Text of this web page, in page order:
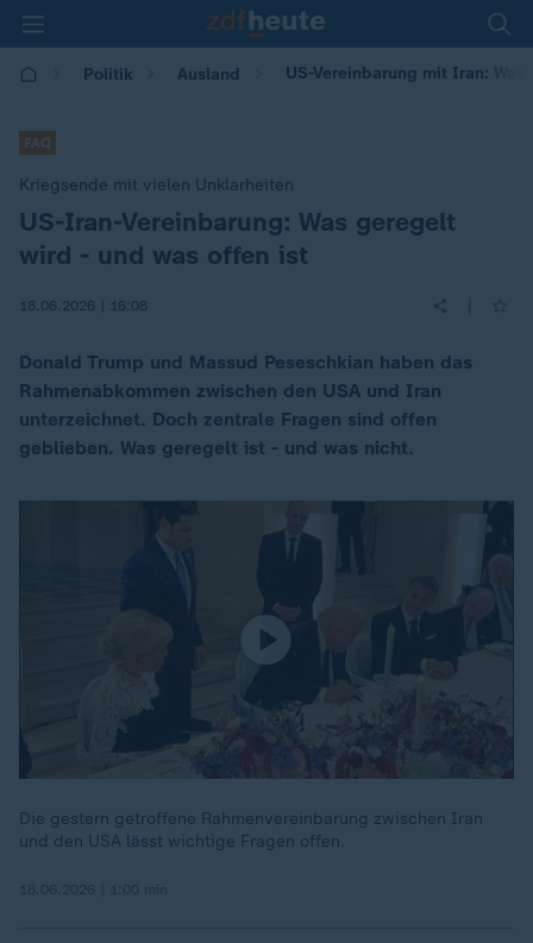
Politik Ausland US-Vereinbarung mit Iran:
FAQ
Kriegsende mit vielen Unklarheiten
:US-Iran-Vereinbarung: Was geregelt
wird - und was offen ist
18.06.2026 | 16:08
Donald Trump und Massud Peseschkian haben das
Rahmenabkommen zwischen den USA und Iran
unterzeichnet. Doch zentrale Fragen sind offen
geblieben. Was geregelt ist - und was nicht.
Die gestern getroffene Rahmenvereinbarung zwischen Iran
und den USA lässt wichtige Fragen offen.